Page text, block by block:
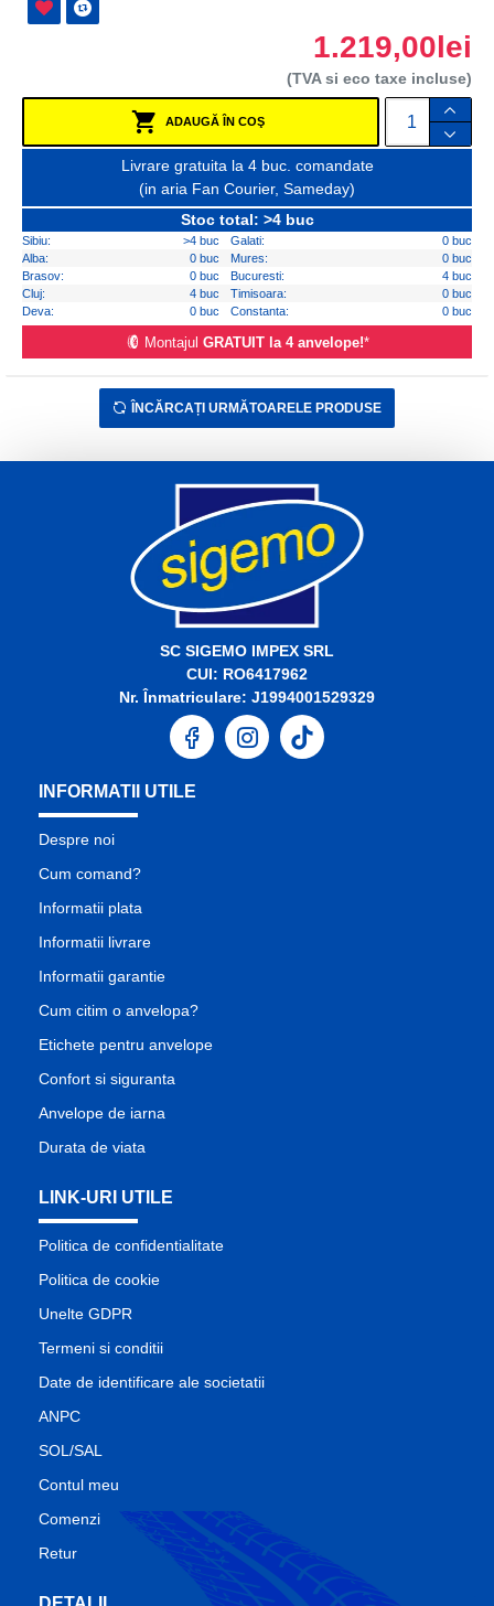
1.219,00lei
(TVA si eco taxe incluse)
ADAUGĂ ÎN COŞ
Livrare gratuita la 4 buc. comandate
(in aria Fan Courier, Sameday)
Stoc total: >4 buc
Sibiu: >4 buc Galati:
0 buc
Alba:
0 buc Mures:
0 buc
Brasov:
0 buc Bucuresti:
4 buc
Cluj:
4 buc Timisoara:
0 buc
Deva:
0 buc Constanta: 0 buc
Montajul GRATUIT la 4 anvelope!*
ÎNCĂRCAȚI URMĂTOARELE PRODUSE
SC SIGEMO IMPEX SRL
CUI: RO6417962
Nr. Înmatriculare: J1994001529329
INFORMATII UTILE
Despre noi
Cum comand?
Informatii plata
Informatii livrare
Informatii garantie
Cum citim o anvelopa?
Etichete pentru anvelope
Confort si siguranta
Anvelope de iarna
Durata de viata
LINK-URI UTILE
Politica de confidentialitate
Politica de cookie
Unelte GDPR
Termeni si conditii
Date de identificare ale societatii
ANPC
SOL/SAL
Contul meu
Comenzi
Retur